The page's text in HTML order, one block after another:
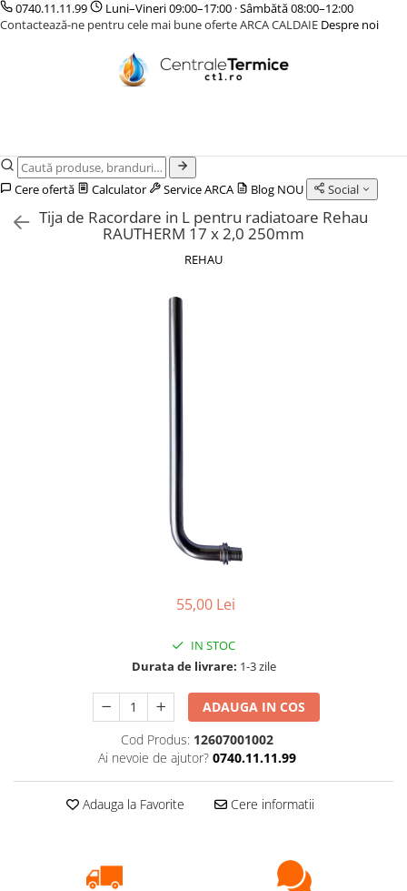
CENTRALE TERMICE
GAZ CONDENSATIE
CAZANE COMBUSTIBIL SOLID
CAZANE LEMNE CU GAZEIFICARE
ACCESORII PENTRU MONTAJ
POMPE DE CALDURA
POMPE DE CALDURA AER-APA
TERMOSTATE DE AMBIENT - AUTOMATIZARI
ELEMENTE SMART
CU FIR
PARDOSEALA
INCALZIRE IN PARDOSEALA
ACCESORII
IZOLATIE
0740.11.11.99
Luni–Vineri 09:00–17:00 · Sâmbătă 08:00–12:00
Contactează-ne pentru cele mai bune oferte ARCA CALDAIE Despre noi
Cere ofertă Calculator Service ARCA Blog NOU Social
Tija de Racordare in L pentru radiatoare Rehau
RAUTHERM 17 x 2,0 250mm
REHAU
55,00 Lei
IN STOC
Durata de livrare: 1-3 zile
ADAUGA IN COS
Cod Produs: 12607001002
Ai nevoie de ajutor? 0740.11.11.99
Adauga la Favorite Cere informatii